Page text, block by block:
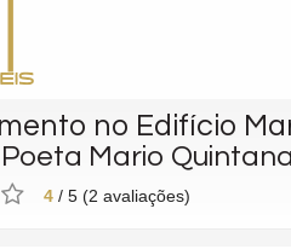
no Edifício
Mario Quintana
4 / 5 (2 avaliações)